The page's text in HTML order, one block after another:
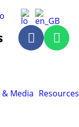
& Media Resources